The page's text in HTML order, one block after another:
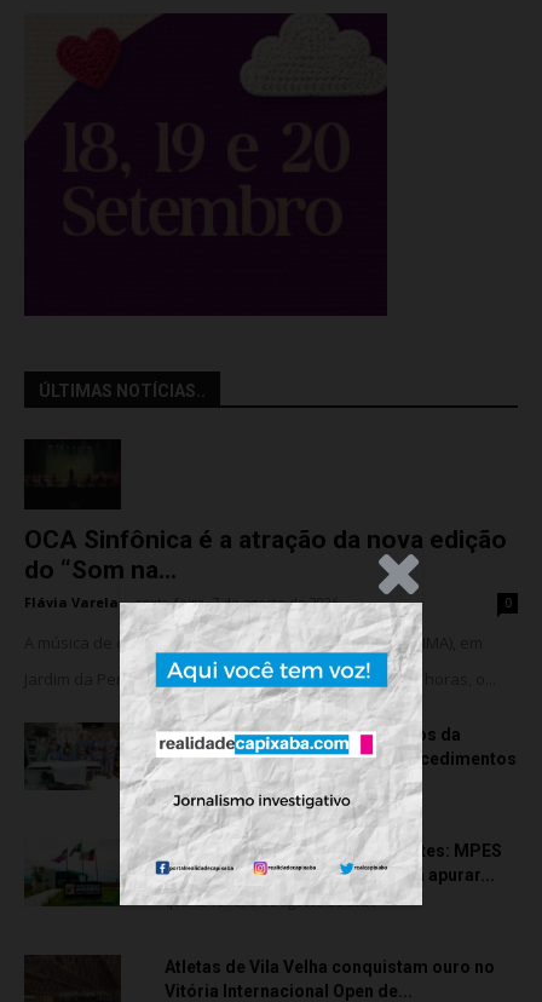
.Anúncio
ÚLTIMAS NOTÍCIAS..
OCA Sinfônica é a atração da nova edição
do “Som na...
Flávia Varela - sexta-feira, 7 de agosto de 2026 0
A música de câmara vai ocupar o Instituto Marlin Azul (IMA), em
Jardim da Penha, nesta sexta-feira (07). A partir das 18 horas, o...
Rede hospitalar celebra seis anos da
cirurgia robótica com 1.845 procedimentos
quinta-feira, 6 de agosto de 2026
Transporte particular de pacientes: MPES
aciona Câmara de Anchieta para apurar...
quarta-feira, 5 de agosto de 2026
Atletas de Vila Velha conquistam ouro no
Vitória Internacional Open de...